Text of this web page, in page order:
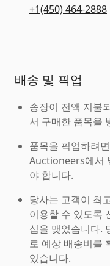
+1(450) 464-2888
배송 및 픽업
송장이 전액 지불
서 구매한 품목을
품목을 픽업하려
Auctioneers에서
야 합니다.
당사는 고객이 최
이용할 수 있도록
십을 맺었습니다.
로 예상 배송비를
있습니다.